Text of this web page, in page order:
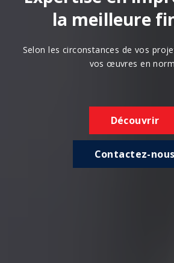
Perfection &
&
Découvrir